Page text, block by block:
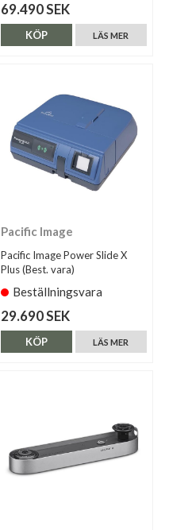
69.490 SEK
LÄS MER
KÖP
Pacific Image
Pacific Image Power Slide X
Plus (Best. vara)
Beställningsvara
29.690 SEK
LÄS MER
KÖP